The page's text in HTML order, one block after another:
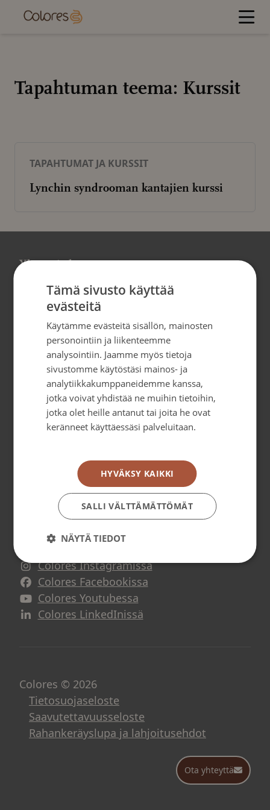
sisältöön
Tapahtuman teema: Kurssit
TAPAHTUMAT JA KURSSIT
Lynchin syndrooman kantajien kurssi
Yhteystiedot
Colores – Suomen Suolistosyöpäyhdistys ry
Malmin kauppatie 26, 00700 Helsinki
info@colores.fi
Y-tunnus: 2133605-6
Medialle ja yhteistyökumppaneille
Lataa suolistosyöpäsovellus
läheisilleen.
Suolistosyöpäsovellus
Sosiaalinen media
Colores Instagramissa
Avautuu uuteen ikkunaan
Colores Facebookissa
Avautuu uuteen ikkunaan
Colores Youtubessa
Avautuu uuteen ikkunaan
Colores LinkedInissä
Avautuu uuteen ikkunaan
Colores © 2026
Tietosuojaseloste
Saavutettavuusseloste
Rahankeräyslupa ja lahjoitusehdot
Ota yhteyttä
Ota yhteyttä
Tämä sivusto käyttää
evästeitä
Käytämme evästeitä sisällön, mainosten
personointiin ja liikenteemme
analysointiin. Jaamme myös tietoja
sivustomme käytöstäsi mainos- ja
analytiikkakumppaneidemme kanssa,
jotka voivat yhdistää ne muihin tietoihin,
jotka olet heille antanut tai joita he ovat
keränneet käyttäessäsi palveluitaan.
HYVÄKSY KAIKKI
SALLI VÄLTTÄMÄTTÖMÄT
NÄYTÄ TIEDOT